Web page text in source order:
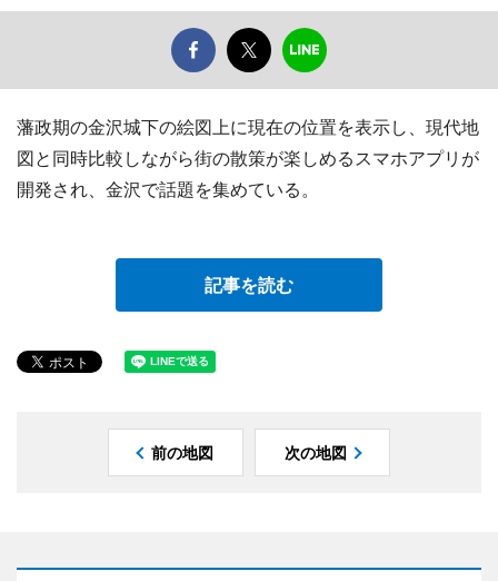
藩政期の金沢城下の絵図上に現在の位置を表示し、現代地
図と同時比較しながら街の散策が楽しめるスマホアプリが
開発され、金沢で話題を集めている。
記事を読む
前の地図 次の地図